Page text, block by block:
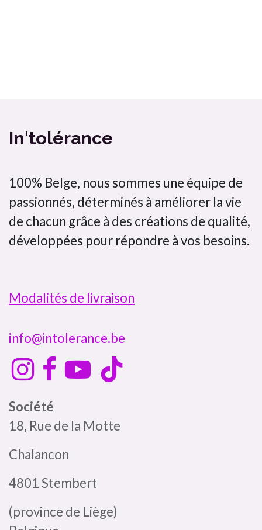
In'tolérance
100% Belge, nous sommes une équipe de
passionnés, déterminés à améliorer la vie
de chacun grâce à des créations de qualité,
développées pour répondre à vos besoins.
Modalités de livraison
info@intolerance.be
Société
18, Rue de la Motte
Chalancon
4801 Stembert
(province de Liège)